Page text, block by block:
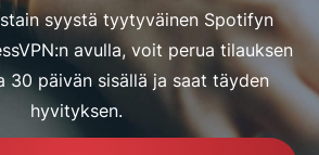
syystä tyytyväinen Spotifyn
avulla, voit perua tilauksen
30 päivän sisällä ja saat täyden
hyvityksen.